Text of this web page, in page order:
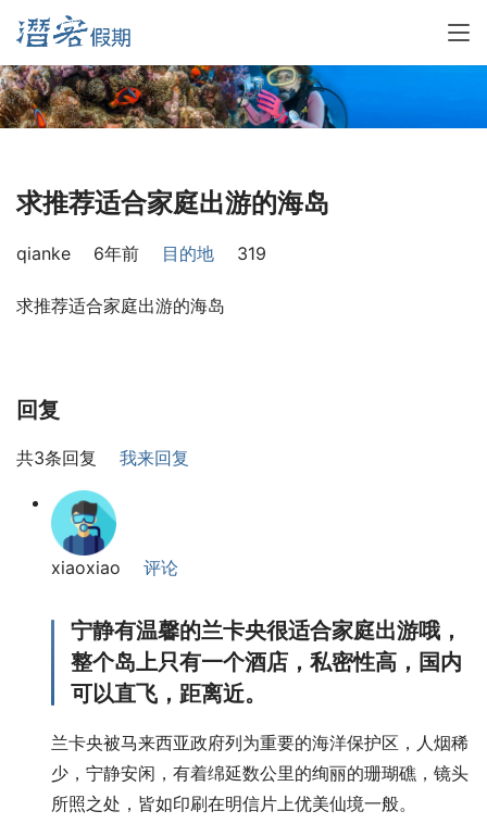
求推荐适合家庭出游的海岛
qianke 6年前 目的地 319
求推荐适合家庭出游的海岛
回复
共3条回复 我来回复
xiaoxiao 评论
宁静有温馨的兰卡央很适合家庭出游哦，
整个岛上只有一个酒店，私密性高，国内
可以直飞，距离近。
兰卡央被马来西亚政府列为重要的海洋保护区，人烟稀
少，宁静安闲，有着绵延数公里的绚丽的珊瑚礁，镜头
所照之处，皆如印刷在明信片上优美仙境一般。